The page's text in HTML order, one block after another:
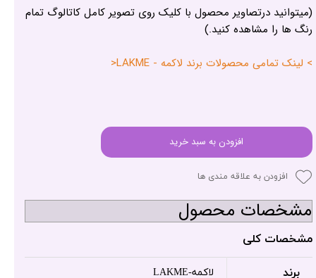
(میتوانید درتصاویر محصول با کلیک روی تصویر کامل کاتالوگ تمام
رنگ ها را مشاهده کنید.)
> لینک تمامی محصولات برند لاکمه - LAKME<
افزودن به سبد خرید
افزودن به علاقه مندی ها
مشخصات محصول
مشخصات کلی
برند لاکمه-LAKME